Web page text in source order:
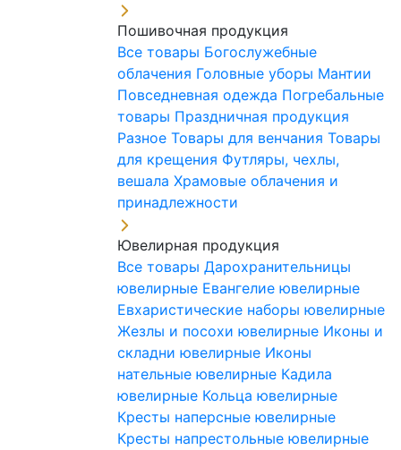
Пошивочная продукция
Все товары Богослужебные
облачения Головные уборы Мантии
Повседневная одежда Погребальные
товары Праздничная продукция
Разное Товары для венчания Товары
для крещения Футляры, чехлы,
вешала Храмовые облачения и
принадлежности
Ювелирная продукция
Все товары Дарохранительницы
ювелирные Евангелие ювелирные
Евхаристические наборы ювелирные
Жезлы и посохи ювелирные Иконы и
складни ювелирные Иконы
нательные ювелирные Кадила
ювелирные Кольца ювелирные
Кресты наперсные ювелирные
Кресты напрестольные ювелирные